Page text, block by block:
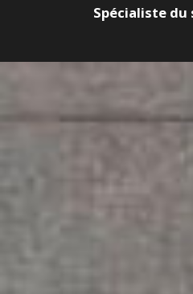
Spécialiste du